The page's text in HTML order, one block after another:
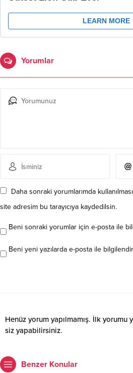
Yorumlar
Daha sonraki yorumlarımda
site adresim bu tarayıcıya kaydedilsin.
Beni sonraki yorumlar için e-posta ile
Beni yeni yazılarda e-posta ile
Henüz yorum yapılmamış. İlk yorumu
siz yapabilirsiniz.
Benzer Konular